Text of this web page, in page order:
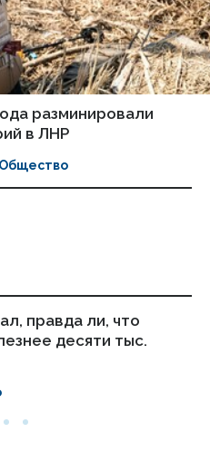
разминировали
в ЛНР
Общество
правда ли, что
десяти тыс.